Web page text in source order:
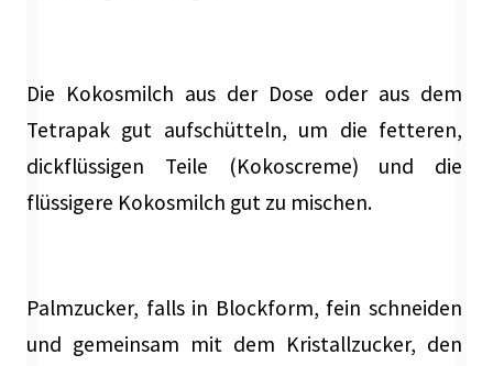
Die Kokosmilch aus der Dose oder aus dem
Tetrapak gut aufschütteln, um die fetteren,
dickflüssigen Teile (Kokoscreme) und die
flüssigere Kokosmilch gut zu mischen.
Palmzucker, falls in Blockform, fein schneiden
und gemeinsam mit dem Kristallzucker, den